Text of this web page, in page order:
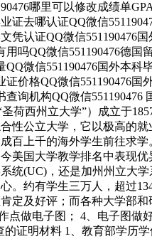
哪里可以修改成绩单
证去哪认证QQ微信
凭认证QQ微信551190476
用吗QQ微信551190476德
QQ微信551190476国外本
证价格QQ微信551190476
查询机构QQ微信
“圣荷西州立大学”）成立于
性公立大学，它以极高的
百上千的海外学生前往求
美国大学教学排名中表现
统(UC)，还是加州州立大
。约有学生三万人，超过
定及好评；而各种大学部
点做电子图； 4、电子图做
证明材料 1、教育部学历